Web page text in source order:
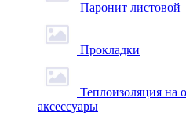
Паронит листовой
Прокладки
Теплоизоляция на
аксессуары